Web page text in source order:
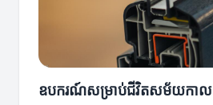
ឧបករណ៍សម្រាប់ជីវិតសម័យកាល